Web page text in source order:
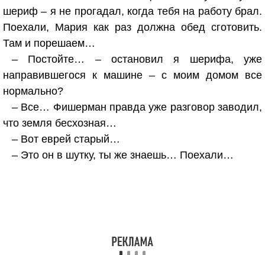
шериф – я не прогадал, когда тебя на работу брал.
Поехали, Мария как раз должна обед сготовить.
Там и порешаем…
– Постойте… – остановил я шерифа, уже
направившегося к машине – с моим домом все
нормально?
– Все… Фишерман правда уже разговор заводил,
что земля бесхозная…
– Вот еврей старый…
– Это он в шутку, ты же знаешь… Поехали…